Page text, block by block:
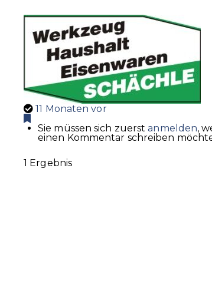
11 Monaten vor
Sie müssen sich zuerstanmelden,
einen Kommentar schreiben
1 Ergebnis